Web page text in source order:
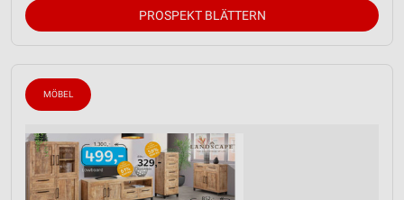
PROSPEKT BLÄTTERN
MÖBEL